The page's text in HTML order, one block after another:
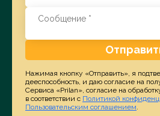
Нажимая кнопку «Отправить», я
дееспособность, и даю согласие на
Сервиса «Prilan», согласие на
в соответствии с Политикой
Пользовательским соглашением.